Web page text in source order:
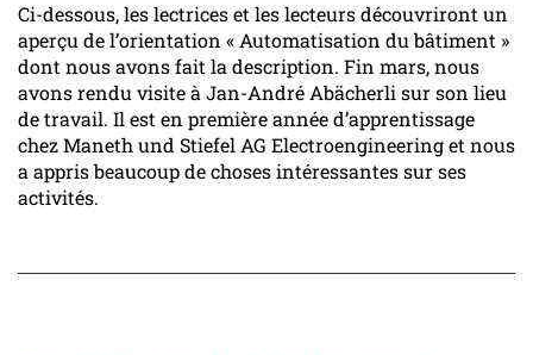
Ci-dessous, les lectrices et les lecteurs découvriront un
aperçu de l’orientation « Automatisation du bâtiment »
dont nous avons fait la description. Fin mars, nous
avons rendu visite à Jan-André Abächerli sur son lieu
de travail. Il est en première année d’apprentissage
chez Maneth und Stiefel AG Electroengineering et nous
a appris beaucoup de choses intéressantes sur ses
activités.